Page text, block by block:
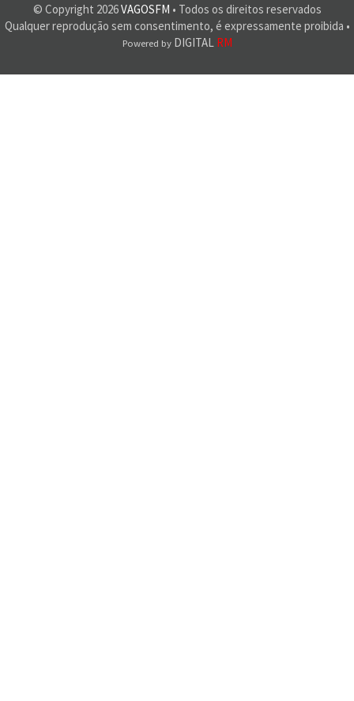
© Copyright 2026VAGOSFM • Todos os direitos reservados
Qualquer reprodução sem consentimento, é expressamente proibida •
Powered byDIGITAL RM